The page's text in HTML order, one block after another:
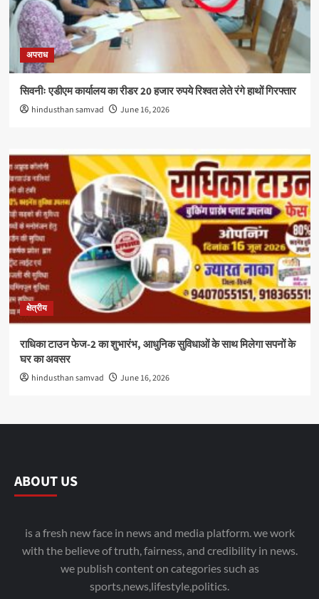
अपराध
सिवनीः एडीएम कार्यालय का रीडर 20 हजार रुपये रिश्वत लेते रंगे हाथों गिरफ्तार
hindusthan samvad June 16, 2026
क्षेत्रीय
राधिका टाउन फेज-2 का शुभारंभ, आधुनिक सुविधाओं के साथ मिलेगा सपनों के
घर का अवसर
hindusthan samvad June 16, 2026
ABOUT US
is a fresh new face in news and media platform. we work
with the believe of truth, fairness, and credibility in news.
we publish content on categories such as
sports,news,lifestyle,politics.